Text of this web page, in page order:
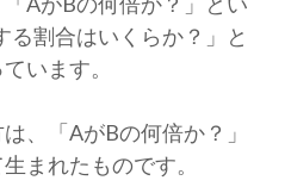
る割合はいくらか？」と
います。
、「AがBの何倍か？」
まれたものです。